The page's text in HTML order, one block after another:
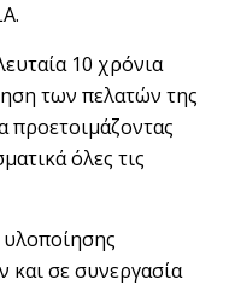
10 χρόνια
των πελατών της
προετοιμάζοντας
όλες τις
σε συνεργασία